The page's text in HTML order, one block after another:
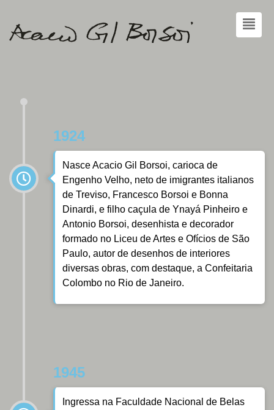
1924
Nasce Acacio Gil Borsoi, carioca de
Engenho Velho, neto de imigrantes italianos
de Treviso, Francesco Borsoi e Bonna
Dinardi, e filho caçula de Ynayá Pinheiro e
Antonio Borsoi, desenhista e decorador
formado no Liceu de Artes e Ofícios de São
Paulo, autor de desenhos de interiores
diversas obras, com destaque, a Confeitaria
Colombo no Rio de Janeiro.
1945
Ingressa na Faculdade Nacional de Belas